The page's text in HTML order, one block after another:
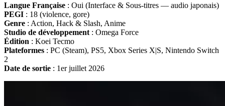
Langue Française : Oui (Interface & Sous-titres — audio japonais)
PEGI : 18 (violence, gore)
Genre : Action, Hack & Slash, Anime
Studio de développement : Omega Force
Édition : Koei Tecmo
Plateformes : PC (Steam), PS5, Xbox Series X|S, Nintendo Switch
2
Date de sortie : 1er juillet 2026